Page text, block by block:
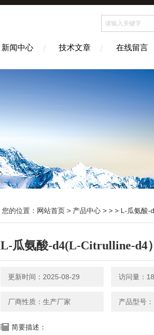
新闻中心 技术文章 在线留言
您的位置： 网站首页 > 产品中心 > > > L-瓜氨酸-
L-瓜氨酸-d4(L-Citrulline-d4）
更新时间：2025-08-29 访问量：
厂商性质：生产厂家 产品型号：
简要描述：